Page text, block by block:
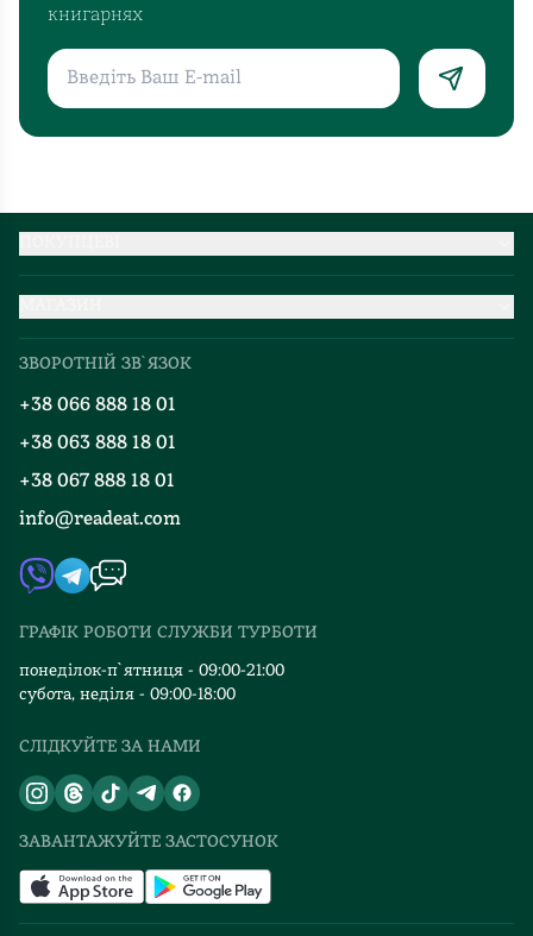
книгарнях
Добірки
Блог
Події
Книгарні
Контакти
Автори
Видавництва
Відгуки та оцінка RDT
ЗВОРОТНІЙ ЗВ`ЯЗОК
+38 066 888 18 01
+38 063 888 18 01
+38 067 888 18 01
info@readeat.com
ГРАФІК РОБОТИ СЛУЖБИ ТУРБОТИ
понеділок-п`ятниця - 09:00-21:00
субота, неділя - 09:00-18:00
СЛІДКУЙТЕ ЗА НАМИ
ЗАВАНТАЖУЙТЕ ЗАСТОСУНОК